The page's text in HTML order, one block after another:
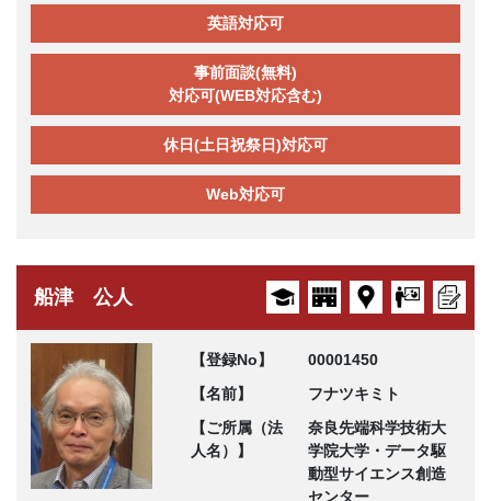
英語対応可
事前面談(無料)
対応可(WEB対応含む)
休日(土日祝祭日)対応可
Web対応可
船津 公人
【登録No】
00001450
【名前】
フナツキミト
【ご所属（法
人名）】
奈良先端科学技術大
学院大学・データ駆
動型サイエンス創造
センター